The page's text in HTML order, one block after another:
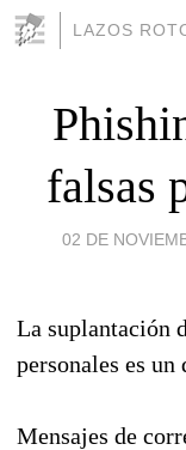
LAZOS
falsas
02 DE
La suplantación
personales es
Mensajes de